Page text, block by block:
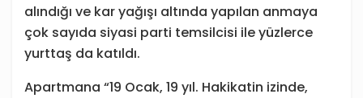
alındığı ve kar yağışı altında yapılan anmaya
çok sayıda siyasi parti temsilcisi ile yüzlerce
yurttaş da katıldı.
Apartmana “19 Ocak, 19 yıl. Hakikatin izinde,